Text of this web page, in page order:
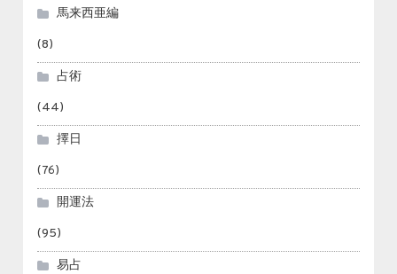
馬来西亜編
(8)
占術
(44)
擇日
(76)
開運法
(95)
易占